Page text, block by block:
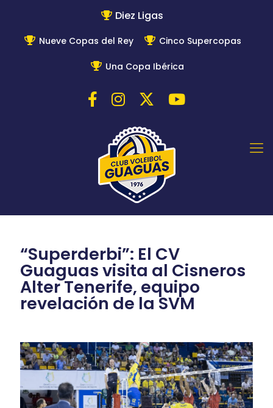
Diez Ligas
Nueve Copas del Rey Cinco Supercopas
Una Copa Ibérica
“Superderbi”: El CV
Guaguas visita al Cisneros
Alter Tenerife, equipo
revelación de la SVM